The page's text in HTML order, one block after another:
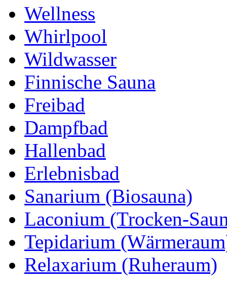
Wellness
Whirlpool
Wildwasser
Finnische Sauna
Freibad
Dampfbad
Hallenbad
Erlebnisbad
Sanarium (Biosauna)
Laconium (Trocken-
Tepidarium
Relaxarium (Ruheraum)